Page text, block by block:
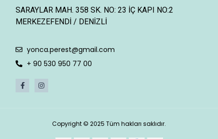
SARAYLAR MAH. 358 SK. NO: 23 İÇ KAPI NO:2
MERKEZEFENDİ / DENİZLİ
yonca.perest@gmail.com
+ 90 530 950 77 00
Copyright © 2025 Tüm hakları saklıdır.